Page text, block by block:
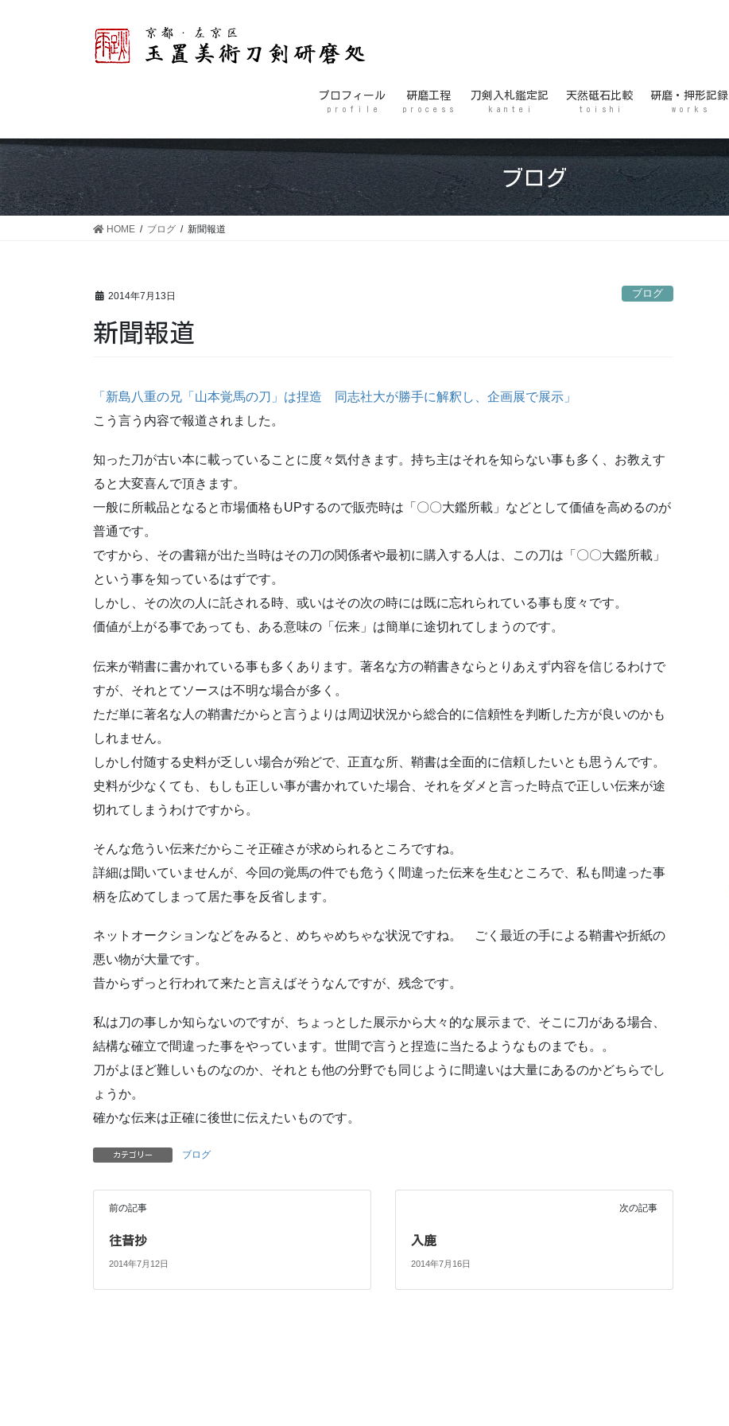
動
に
動
プロフィール
p r o f i l e
研磨工程
p r o c e s s
刀剣入札鑑定記
k a n t e i
天然砥石比較
t o i s h i
研磨・押形記録
w o r k s
ブログ
HOME ブログ 新聞報道
2014年7月13日 ブログ
新聞報道
「新島八重の兄「山本覚馬の刀」は捏造 同志社大が勝手に解釈し、企画展で展示」
こう言う内容で報道されました。
知った刀が古い本に載っていることに度々気付きます。持ち主はそれを知らない事も多く、お教えす
ると大変喜んで頂きます。
一般に所載品となると市場価格もUPするので販売時は「〇〇大鑑所載」などとして価値を高めるのが
普通です。
ですから、その書籍が出た当時はその刀の関係者や最初に購入する人は、この刀は「〇〇大鑑所載」
という事を知っているはずです。
しかし、その次の人に託される時、或いはその次の時には既に忘れられている事も度々です。
価値が上がる事であっても、ある意味の「伝来」は簡単に途切れてしまうのです。
伝来が鞘書に書かれている事も多くあります。著名な方の鞘書きならとりあえず内容を信じるわけで
すが、それとてソースは不明な場合が多く。
ただ単に著名な人の鞘書だからと言うよりは周辺状況から総合的に信頼性を判断した方が良いのかも
しれません。
しかし付随する史料が乏しい場合が殆どで、正直な所、鞘書は全面的に信頼したいとも思うんです。
史料が少なくても、もしも正しい事が書かれていた場合、それをダメと言った時点で正しい伝来が途
切れてしまうわけですから。
そんな危うい伝来だからこそ正確さが求められるところですね。
詳細は聞いていませんが、今回の覚馬の件でも危うく間違った伝来を生むところで、私も間違った事
柄を広めてしまって居た事を反省します。
ネットオークションなどをみると、めちゃめちゃな状況ですね。 ごく最近の手による鞘書や折紙の
悪い物が大量です。
昔からずっと行われて来たと言えばそうなんですが、残念です。
私は刀の事しか知らないのですが、ちょっとした展示から大々的な展示まで、そこに刀がある場合、
結構な確立で間違った事をやっています。世間で言うと捏造に当たるようなものまでも。。
刀がよほど難しいものなのか、それとも他の分野でも同じように間違いは大量にあるのかどちらでし
ょうか。
確かな伝来は正確に後世に伝えたいものです。
カテゴリー ブログ
前の記事
往昔抄
2014年7月12日
次の記事
入鹿
2014年7月16日